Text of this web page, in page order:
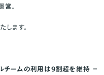
。
ます。
チームの利用は9割超を維持 −